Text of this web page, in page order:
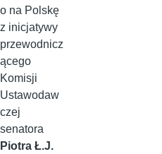
o na Polskę
z inicjatywy
przewodnicz
ącego
Komisji
Ustawodaw
czej
senatora
Piotra Ł.J.